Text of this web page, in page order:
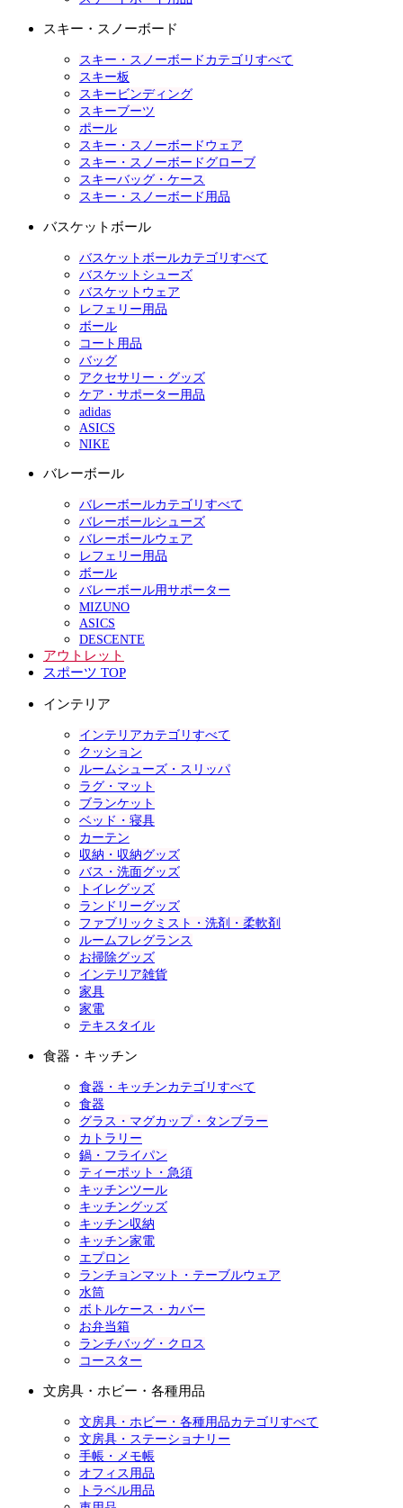
スキー・スノーボード
スキー・スノーボードカテゴリすべて
スキー板
スキービンディング
スキーブーツ
ポール
スキー・スノーボードウェア
スキー・スノーボードグローブ
スキーバッグ・ケース
スキー・スノーボード用品
バスケットボール
バスケットボールカテゴリすべて
バスケットシューズ
バスケットウェア
レフェリー用品
ボール
コート用品
バッグ
アクセサリー・グッズ
ケア・サポーター用品
adidas
ASICS
NIKE
バレーボール
バレーボールカテゴリすべて
バレーボールシューズ
バレーボールウェア
レフェリー用品
ボール
バレーボール用サポーター
MIZUNO
ASICS
DESCENTE
アウトレット
スポーツ TOP
インテリア
インテリアカテゴリすべて
クッション
ルームシューズ・スリッパ
ラグ・マット
ブランケット
ベッド・寝具
カーテン
収納・収納グッズ
バス・洗面グッズ
トイレグッズ
ランドリーグッズ
ファブリックミスト・洗剤・柔軟剤
ルームフレグランス
お掃除グッズ
インテリア雑貨
家具
家電
テキスタイル
食器・キッチン
食器・キッチンカテゴリすべて
食器
グラス・マグカップ・タンブラー
カトラリー
鍋・フライパン
ティーポット・急須
キッチンツール
キッチングッズ
キッチン収納
キッチン家電
エプロン
ランチョンマット・テーブルウェア
水筒
ボトルケース・カバー
お弁当箱
ランチバッグ・クロス
コースター
文房具・ホビー・各種用品
文房具・ホビー・各種用品カテゴリすべて
文房具・ステーショナリー
手帳・メモ帳
オフィス用品
トラベル用品